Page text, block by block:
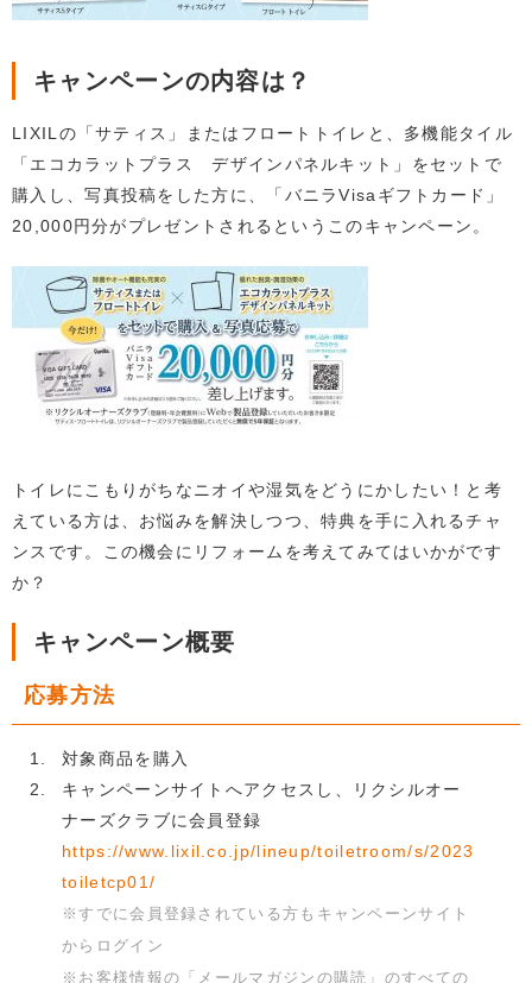
キャンペーンの内容は？
LIXILの「サティス」またはフロートトイレと、多機能タイル
「エコカラットプラス デザインパネルキット」をセットで
購入し、写真投稿をした方に、「バニラVisaギフトカード」
20,000円分がプレゼントされるというこのキャンペーン。
トイレにこもりがちなニオイや湿気をどうにかしたい！と考
えている方は、お悩みを解決しつつ、特典を手に入れるチャ
ンスです。この機会にリフォームを考えてみてはいかがです
か？
キャンペーン概要
応募方法
対象商品を購入
キャンペーンサイトへアクセスし、リクシルオー
ナーズクラブに会員登録
https://www.lixil.co.jp/lineup/toiletroom/s/2023
toiletcp01/
※すでに会員登録されている方もキャンペーンサイト
からログイン
※お客様情報の「メールマガジンの購読」のすべての